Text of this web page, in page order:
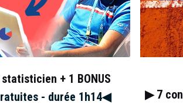
autres courts en gueulant à chaque point.
qu’une seule idée en tête :
+ 1 BONUS
- durée 1h14◀︎
▶︎ 7